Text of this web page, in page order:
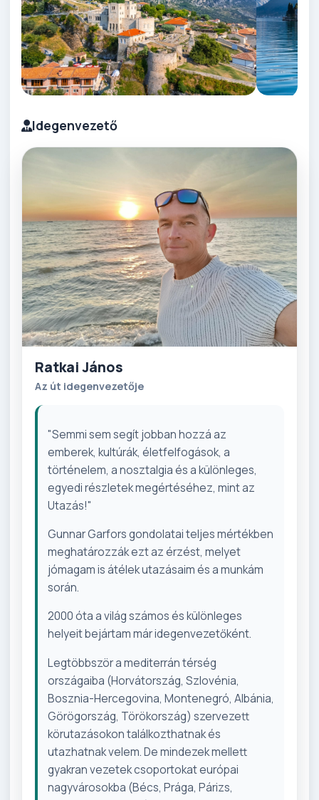
Idegenvezető
Ratkai János
Az út idegenvezetője
"Semmi sem segít jobban hozzá az
emberek, kultúrák, életfelfogások, a
történelem, a nosztalgia és a különleges,
egyedi részletek megértéséhez, mint az
Utazás!"
Gunnar Garfors gondolatai teljes mértékben
meghatározzák ezt az érzést, melyet
jómagam is átélek utazásaim és a munkám
során.
2000 óta a világ számos és különleges
helyeit bejártam már idegenvezetőként.
Legtöbbször a mediterrán térség
országaiba (Horvátország, Szlovénia,
Bosznia-Hercegovina, Montenegró, Albánia,
Görögország, Törökország) szervezett
körutazásokon találkozthatnak és
utazhatnak velem. De mindezek mellett
gyakran vezetek csoportokat európai
nagyvárosokba (Bécs, Prága, Párizs,